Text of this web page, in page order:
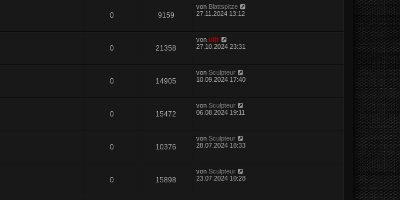
0 9159
von Blattspitze
27.11.2024 13:12
0 21358
von ulfr
27.10.2024 23:31
0 14905
von Sculpteur
10.09.2024 17:40
0 15472
von Sculpteur
06.08.2024 19:11
0 10376
von Sculpteur
28.07.2024 18:33
0 15898
von Sculpteur
23.07.2024 10:28